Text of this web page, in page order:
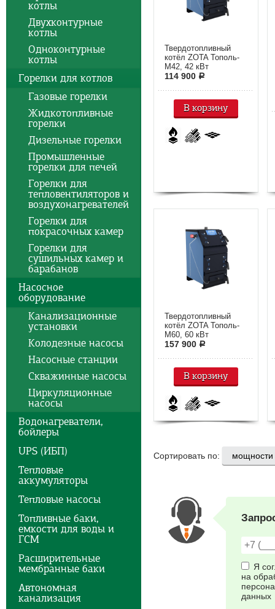
Твердотопливный
котёл ZOTA Тополь-
М42, 42 кВт
114 900 a
В корзину
Твердотопливный
котёл ZOTA Тополь-
М60, 60 кВт
157 900 a
В корзину
Сортировать по:
Я
на
данных
котлы
Двухконтурные
котлы
Одноконтурные
котлы
Горелки для котлов
Газовые горелки
Жидкотопливные
горелки
Дизельные горелки
Промышленные
горелки для печей
Горелки для
тепловентиляторов и
воздухонагревателей
Горелки для
покрасочных камер
Горелки для
сушильных камер и
барабанов
Насосное
оборудование
Канализационные
установки
Колодезные насосы
Насосные станции
Скважинные насосы
Циркуляционные
насосы
Водонагреватели,
бойлеры
UPS (ИБП)
Тепловые
аккумуляторы
Тепловые насосы
Топливные баки,
емкости для воды и
ГСМ
Расширительные
мембранные баки
Автономная
канализация